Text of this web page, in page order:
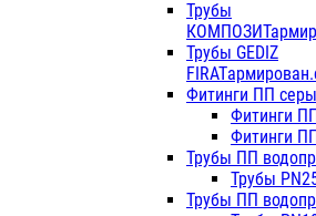
Трубы
Трубы GEDIZ
Фитинги ПП
Фитинги
Фитинги
Трубы ПП
Трубы
Трубы ПП